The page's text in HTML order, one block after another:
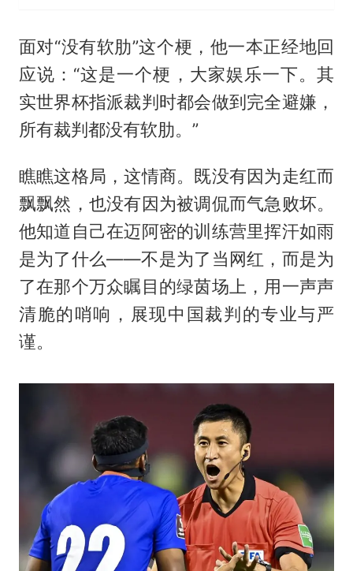
面对“没有软肋”这个梗，他一本正经地回
应说：“这是一个梗，大家娱乐一下。其
实世界杯指派裁判时都会做到完全避嫌，
所有裁判都没有软肋。”
瞧瞧这格局，这情商。既没有因为走红而
飘飘然，也没有因为被调侃而气急败坏。
他知道自己在迈阿密的训练营里挥汗如雨
是为了什么——不是为了当网红，而是为
了在那个万众瞩目的绿茵场上，用一声声
清脆的哨响，展现中国裁判的专业与严
谨。